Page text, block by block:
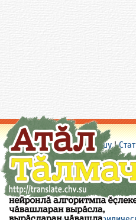
Сайт пирки| Пулӑшу|
(c) 2005-2026
Сайтри материалсене
ярӑр: site(a)chuvash.org